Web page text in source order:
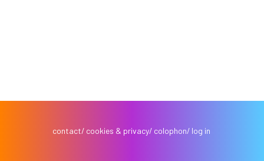
contact cookies & privacy colophon log in